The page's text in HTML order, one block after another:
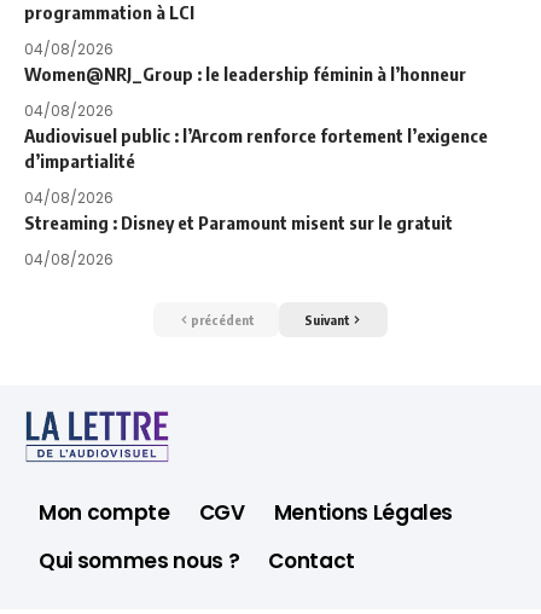
programmation à LCI
04/08/2026
Women@NRJ_Group : le leadership féminin à l’honneur
04/08/2026
Audiovisuel public : l’Arcom renforce fortement l’exigence
d’impartialité
04/08/2026
Streaming : Disney et Paramount misent sur le gratuit
04/08/2026
précédent Suivant
Mon compte CGV
Mentions Légales
Qui sommes nous ?
Contact